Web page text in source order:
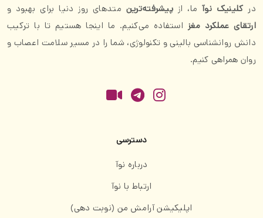
درکلینیک نوآما، از پیشرفته‌ترین متدهای روز دنیا برای بهبود و
ارتقای عملکرد مغز استفاده می‌کنیم. ما اینجا هستیم تا با ترکیب
دانش روانشناسی بالینی و تکنولوژی، شما را در مسیر سلامت اعصاب و
روان همراهی کنیم.
دسترسی
درباره نوآ
ارتباط با نوآ
اپلیکیشن آرامش من (نوبت دهی)